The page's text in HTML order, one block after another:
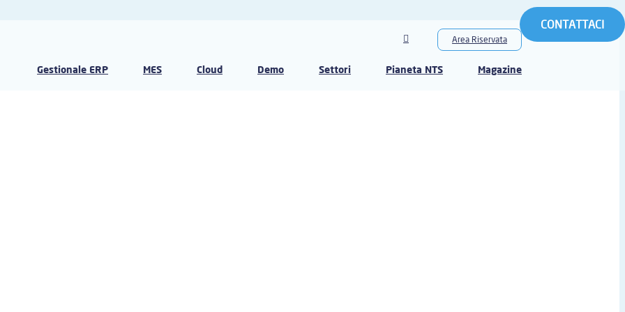
CONTATTACI
Area Riservata
Gestionale ERP MES Cloud Demo Settori Pianeta NTS Magazine